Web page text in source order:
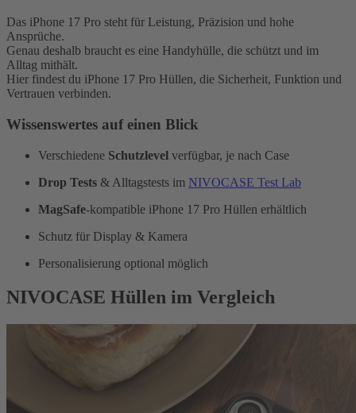
Das iPhone 17 Pro steht für Leistung, Präzision und hohe
Ansprüche.
Genau deshalb braucht es eine Handyhülle, die schützt und im
Alltag mithält.
Hier findest du iPhone 17 Pro Hüllen, die Sicherheit, Funktion und
Vertrauen verbinden.
Wissenswertes auf einen Blick
Verschiedene Schutzlevel verfügbar, je nach Case
Drop Tests & Alltagstests im NIVOCASE Test Lab
MagSafe-kompatible iPhone 17 Pro Hüllen erhältlich
Schutz für Display & Kamera
Personalisierung optional möglich
NIVOCASE Hüllen im Vergleich